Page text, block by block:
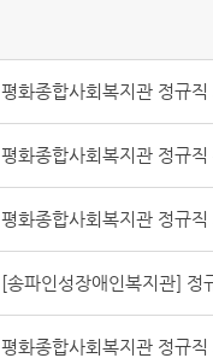
평화종합사회복지관 정규
평화종합사회복지관 정규
평화종합사회복지관 정규
[송파인성장애인복지관] 정
평화종합사회복지관 정규